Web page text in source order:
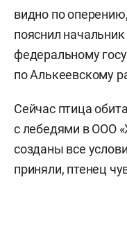
видно по
пояснил
федеральному
по Алькеевскому
Сейчас птица
с лебедями в ООО
созданы все
приняли, птенец